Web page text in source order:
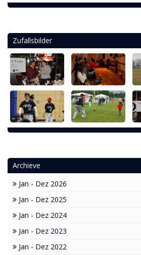
Zufallsbilder
Archieve
Jan - Dez 2026
Jan - Dez 2025
Jan - Dez 2024
Jan - Dez 2023
Jan - Dez 2022